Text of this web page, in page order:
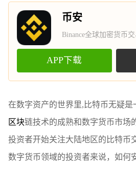
币安
Binance全球加密货币
APP下载
在数字资产的世界里,比特币无疑是
区块链技术的成熟和数字货币市场
投资者开始关注大陆地区的比特币
数字货币领域的投资者来说，如何